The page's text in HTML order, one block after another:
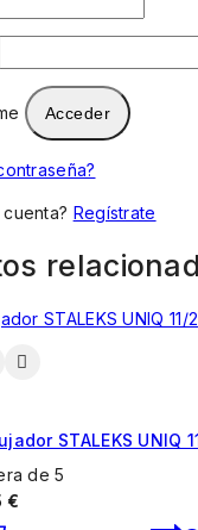
Acceder
Regístrate
STALEKS UNIQ
de 5
€